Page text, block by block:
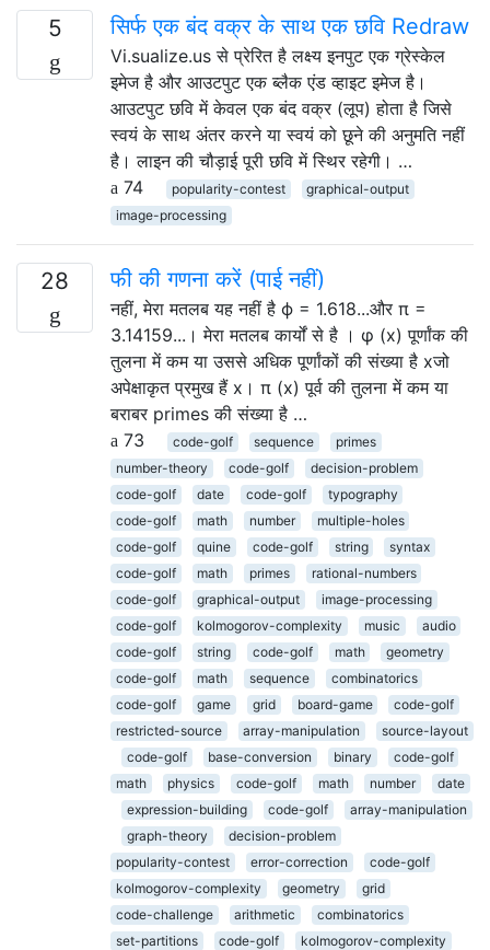
5 सिर्फ एक बंद वक्र के साथ एक छवि Redraw
Vi.sualize.us से प्रेरित है लक्ष्य इनपुट एक ग्रेस्केल
इमेज है और आउटपुट एक ब्लैक एंड व्हाइट इमेज है।
आउटपुट छवि में केवल एक बंद वक्र (लूप) होता है जिसे
स्वयं के साथ अंतर करने या स्वयं को छूने की अनुमति नहीं
है। लाइन की चौड़ाई पूरी छवि में स्थिर रहेगी। …
74
popularity-contest
graphical-output
image-processing
28 फी की गणना करें (पाई नहीं)
नहीं, मेरा मतलब यह नहीं है ϕ = 1.618...और π =
3.14159...। मेरा मतलब कार्यों से है । φ (x) पूर्णांक की
तुलना में कम या उससे अधिक पूर्णांकों की संख्या है xजो
अपेक्षाकृत प्रमुख हैं x। π (x) पूर्व की तुलना में कम या
बराबर primes की संख्या है …
73
code-golf sequence
primes
number-theory
code-golf
decision-problem
code-golf
date code-golf
typography
code-golf
math number
multiple-holes
code-golf
quine code-golf string
syntax
code-golf
math primes
rational-numbers
code-golf
graphical-output
image-processing
code-golf
kolmogorov-complexity music
audio
code-golf
string code-golf math
geometry
code-golf
math sequence
combinatorics
code-golf
game grid board-game
code-golf
restricted-source
array-manipulation
source-layout
code-golf
base-conversion binary
code-golf
math
physics code-golf math number
date
expression-building
code-golf
array-manipulation
graph-theory
decision-problem
popularity-contest
error-correction
code-golf
kolmogorov-complexity
geometry
grid
code-challenge
arithmetic
combinatorics
set-partitions
code-golf
kolmogorov-complexity